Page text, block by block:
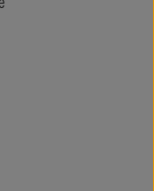
Wert ein